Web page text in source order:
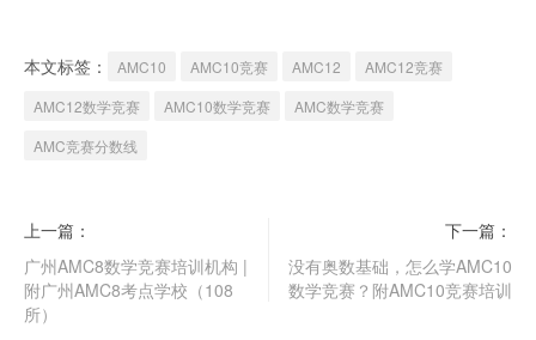
本文标签： AMC10 AMC10竞赛 AMC12
AMC12竞赛
AMC12数学竞赛
AMC10数学竞赛
AMC数学竞赛
AMC竞赛分数线
上一篇：
广州AMC8数学竞赛培训机构 |
附广州AMC8考点学校（108
所）
下一篇：
没有奥数基础，怎么学AMC10
数学竞赛？附AMC10竞赛培训